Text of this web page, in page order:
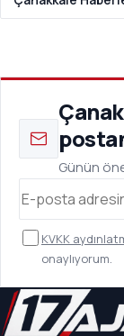
Günün
KVKK
onaylıyorum.